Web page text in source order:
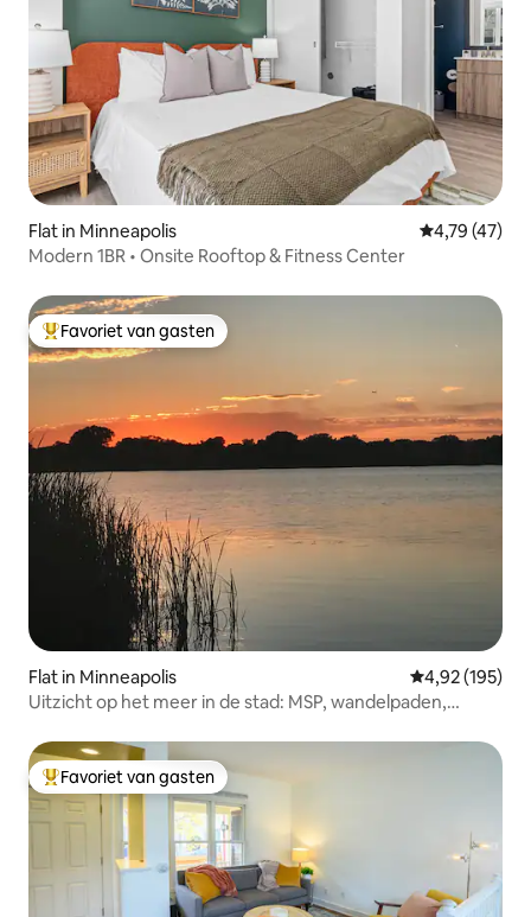
Flat in Minneapolis Gemiddelde
4,79 (47)
Modern 1BR • Onsite Rooftop & Fitness Center
Topfavoriet van gasten
Favoriet van gasten
Flat in Minneapolis Gemiddelde
4,92 (195)
Uitzicht op het meer in de stad: MSP, wandelpaden,
Topfavoriet van gasten
Favoriet van gasten